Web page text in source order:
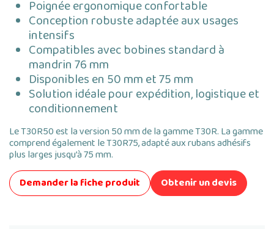
Poignée ergonomique confortable
Conception robuste adaptée aux usages
intensifs
Compatibles avec bobines standard à
mandrin 76 mm
Disponibles en 50 mm et 75 mm
Solution idéale pour expédition, logistique et
conditionnement
Le T30R50 est la version 50 mm de la gamme T30R. La gamme
comprend également le T30R75, adapté aux rubans adhésifs
plus larges jusqu’à 75 mm.
Demander la fiche produit
Obtenir un devis